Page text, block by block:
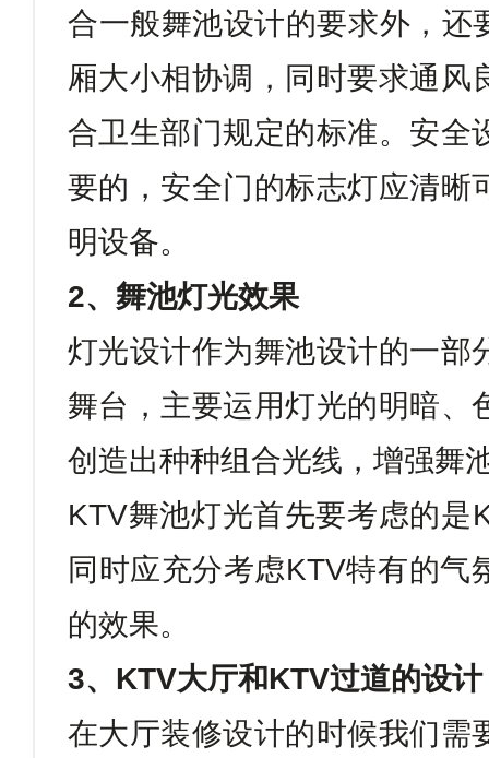
合一般舞池设计的要求外，还
厢大小相协调，同时要求通风
合卫生部门规定的标准。安全
要的，安全门的标志灯应清晰
明设备。
2、舞池灯光效果
灯光设计作为舞池设计的一部
舞台，主要运用灯光的明暗、
创造出种种组合光线，增强舞
KTV舞池灯光首先要考虑的是
同时应充分考虑KTV特有的气
的效果。
3、 KTV大厅和KTV过道的设计
在大厅装修设计的时候我们需